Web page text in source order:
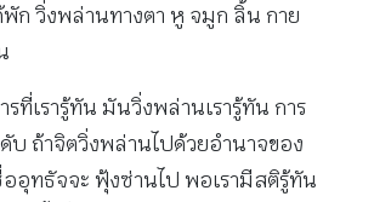
พัก วิ่งพล่านทางตา หู จมูก ลิ้น กาย
รที่เรารู้ทัน มันวิ่งพล่านเรารู้ทัน การ
ถ้าจิตวิ่งพล่านไปด้วยอำนาจของ
อุทธัจจะ ฟุ้งซ่านไป พอเรามีสติรู้ทัน